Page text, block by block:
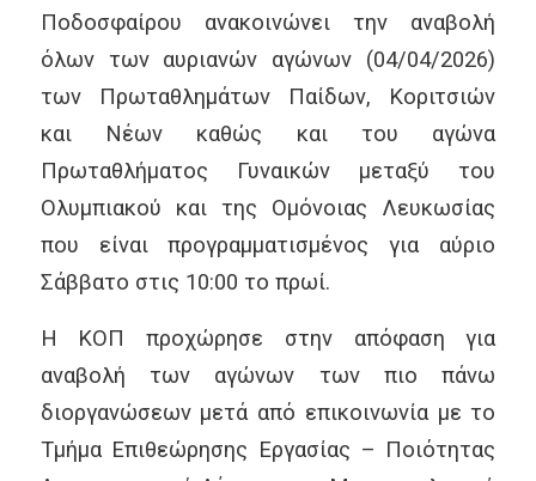
Ποδοσφαίρου ανακοινώνει την αναβολή
όλων των αυριανών αγώνων (04/04/2026)
των Πρωταθλημάτων Παίδων, Κοριτσιών
και Νέων καθώς και του αγώνα
Πρωταθλήματος Γυναικών μεταξύ του
Ολυμπιακού και της Ομόνοιας Λευκωσίας
που είναι προγραμματισμένος για αύριο
Σάββατο στις 10:00 το πρωί.
Η ΚΟΠ προχώρησε στην απόφαση για
αναβολή των αγώνων των πιο πάνω
διοργανώσεων μετά από επικοινωνία με το
Τμήμα Επιθεώρησης Εργασίας – Ποιότητας